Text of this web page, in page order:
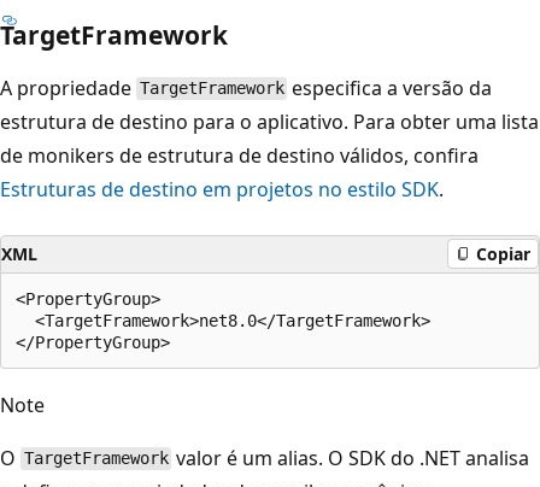
TargetFramework
A propriedade TargetFramework especifica a versão da
estrutura de destino para o aplicativo. Para obter uma lista
de monikers de estrutura de destino válidos, confira
Estruturas de destino em projetos no estilo SDK.
XML Copiar
<PropertyGroup>
  <TargetFramework>net8.0</TargetFramework>
Note
O TargetFramework valor é um alias. O SDK do .NET analisa